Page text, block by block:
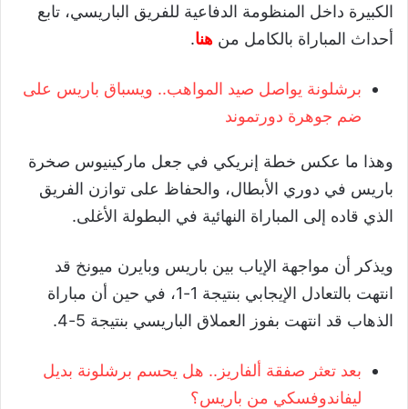
الكبيرة داخل المنظومة الدفاعية للفريق الباريسي، تابع
أحداث المباراة بالكامل من هنا.
برشلونة يواصل صيد المواهب.. ويسباق باريس على
ضم جوهرة دورتموند
وهذا ما عكس خطة إنريكي في جعل ماركينيوس صخرة
باريس في دوري الأبطال، والحفاظ على توازن الفريق
الذي قاده إلى المباراة النهائية في البطولة الأغلى.
ويذكر أن مواجهة الإياب بين باريس وبايرن ميونخ قد
انتهت بالتعادل الإيجابي بنتيجة 1-1، في حين أن مباراة
الذهاب قد انتهت بفوز العملاق الباريسي بنتيجة 5-4.
بعد تعثر صفقة ألفاريز.. هل يحسم برشلونة بديل
ليفاندوفسكي من باريس؟